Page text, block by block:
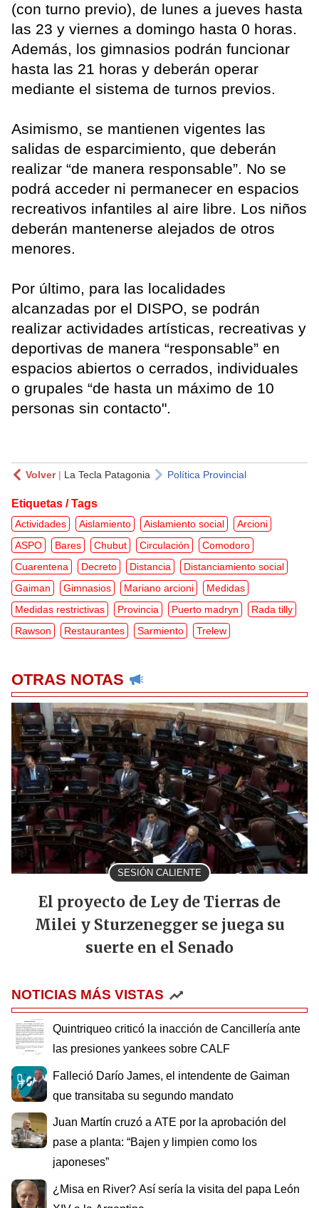
(con turno previo), de lunes a jueves hasta
las 23 y viernes a domingo hasta 0 horas.
Además, los gimnasios podrán funcionar
hasta las 21 horas y deberán operar
mediante el sistema de turnos previos.
Asimismo, se mantienen vigentes las
salidas de esparcimiento, que deberán
realizar “de manera responsable”. No se
podrá acceder ni permanecer en espacios
recreativos infantiles al aire libre. Los niños
deberán mantenerse alejados de otros
menores.
Por último, para las localidades
alcanzadas por el DISPO, se podrán
realizar actividades artísticas, recreativas y
deportivas de manera “responsable” en
espacios abiertos o cerrados, individuales
o grupales “de hasta un máximo de 10
personas sin contacto".
Volver| La Tecla Patagonia Política Provincial
Etiquetas / Tags
Actividades Aislamiento Aislamiento social
Arcioni
ASPO
Bares Chubut Circulación
Comodoro
Cuarentena
Decreto Distancia
Distanciamiento social
Gaiman
Gimnasios Mariano arcioni
Medidas
Medidas restrictivas
Provincia Puerto madryn
Rada tilly
Rawson
Restaurantes Sarmiento Trelew
OTRAS NOTAS
SESIÓN CALIENTE
El proyecto de Ley de Tierras de
Milei y Sturzenegger se juega su
suerte en el Senado
NOTICIAS MÁS VISTAS
Quintriqueo criticó la inacción de Cancillería ante
las presiones yankees sobre CALF
Falleció Darío James, el intendente de Gaiman
que transitaba su segundo mandato
Juan Martín cruzó a ATE por la aprobación del
pase a planta: “Bajen y limpien como los
japoneses”
¿Misa en River? Así sería la visita del papa León